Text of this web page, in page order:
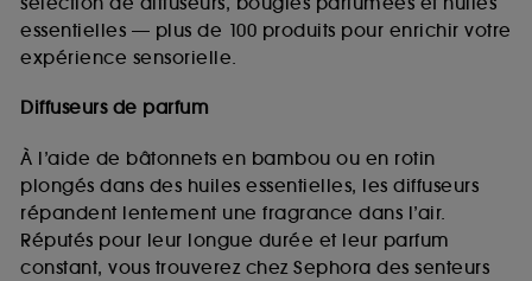
essentielles — plus de 100 produits pour enrichir votre
expérience sensorielle.
Diffuseurs de parfum
À l’aide de bâtonnets en bambou ou en rotin
plongés dans des huiles essentielles, les diffuseurs
répandent lentement une fragrance dans l’air.
Réputés pour leur longue durée et leur parfum
constant, vous trouverez chez Sephora des senteurs